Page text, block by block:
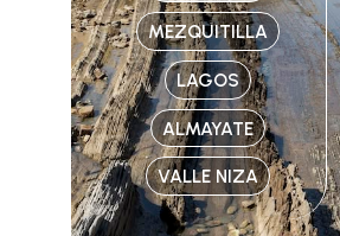
MEZQUITILLA
LAGOS
ALMAYATE
VALLE NIZA